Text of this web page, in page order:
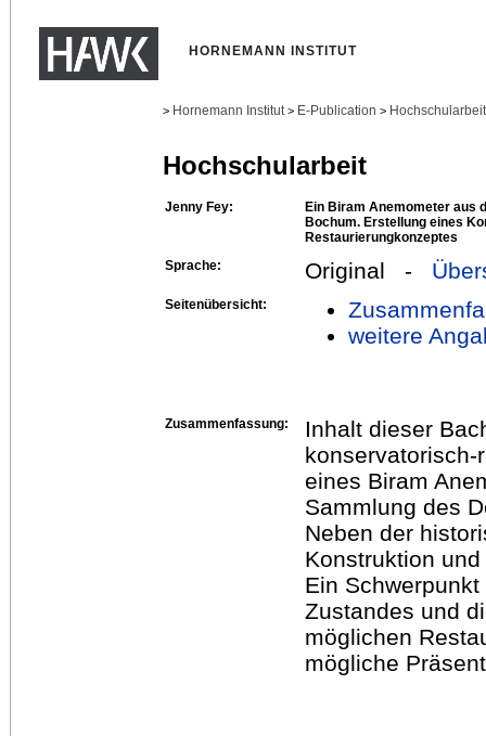
HORNEMANN INSTITUT
> Hornemann Institut > E-Publication >
Hochschularbeit
Jenny Fey:
Ein Biram Anemometer aus
Bochum. Erstellung eines
Restaurierungkonzeptes
Sprache:
Original -
Seitenübersicht:
weitere
Zusammenfassung:
Inhalt dieser
eines Biram
Sammlung des
Neben der
Konstruktion
Ein
Zustandes und
möglichen
mögliche